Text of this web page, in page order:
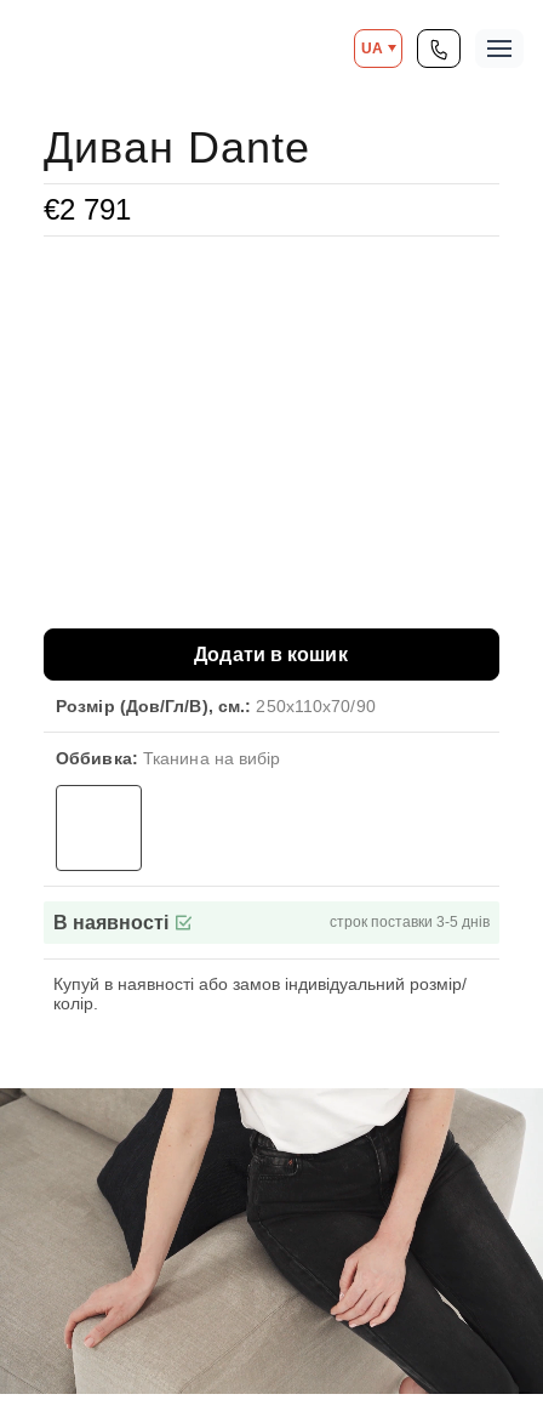
UA
Диван Dante
€2 791
Розмір (Дов/Гл/В), см.: 250x110x70/90
Оббивка: Тканина на вибір
В наявності строк поставки 3-5 днів
Купуй в наявності або замов індивідуальний розмір/
колір.
Додати в кошик